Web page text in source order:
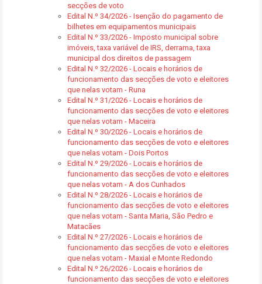
secções de voto
Edital N.º 34/2026 - Isenção do pagamento de
bilhetes em equipamentos municipais
Edital N.º 33/2026 - Imposto municipal sobre
imóveis, taxa variável de IRS, derrama, taxa
municipal dos direitos de passagem
Edital N.º 32/2026 - Locais e horários de
funcionamento das secções de voto e eleitores
que nelas votam - Runa
Edital N.º 31/2026 - Locais e horários de
funcionamento das secções de voto e eleitores
que nelas votam - Maceira
Edital N.º 30/2026 - Locais e horários de
funcionamento das secções de voto e eleitores
que nelas votam - Dois Portos
Edital N.º 29/2026 - Locais e horários de
funcionamento das secções de voto e eleitores
que nelas votam - A dos Cunhados
Edital N.º 28/2026 - Locais e horários de
funcionamento das secções de voto e eleitores
que nelas votam - Santa Maria, São Pedro e
Matacães
Edital N.º 27/2026 - Locais e horários de
funcionamento das secções de voto e eleitores
que nelas votam - Maxial e Monte Redondo
Edital N.º 26/2026 - Locais e horários de
funcionamento das secções de voto e eleitores